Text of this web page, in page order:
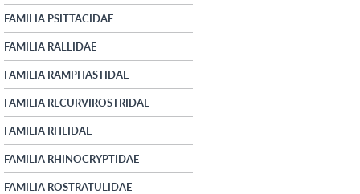
FAMILIA PSITTACIDAE
FAMILIA RALLIDAE
FAMILIA RAMPHASTIDAE
FAMILIA RECURVIROSTRIDAE
FAMILIA RHEIDAE
FAMILIA RHINOCRYPTIDAE
FAMILIA ROSTRATULIDAE